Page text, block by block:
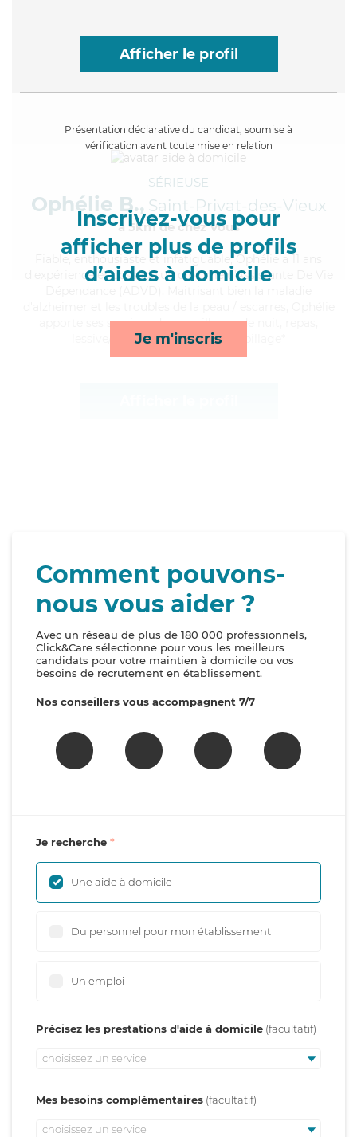
Afficher le profil
Présentation déclarative du candidat, soumise à
vérification avant toute mise en relation
Inscrivez-vous pour
afficher plus de profils
d’aides à domicile
Je m'inscris
SÉRIEUSE
Ophélie B., Saint-Privat-des-Vieux
à 5km de chez Vous
, enthousiaste et infatiguable, Ophélie a 11 ans
d'expérience et possède un diplôme d'Assistante De Vie
apporte ses services de surveillance de nuit, repas,
lessive/repassage et toilette/habillage*
Comment pouvons-
nous vous aider ?
Avec un réseau de plus de 180 000 professionnels,
Click&Care sélectionne pour vous les meilleurs
candidats pour votre maintien à domicile ou vos
besoins de recrutement en établissement.
Nos conseillers vous accompagnent 7/7
Je recherche
Une aide à domicile
Du personnel pour mon établissement
Un emploi
Précisez les prestations d'aide à domicile
choisissez un service
Mes besoins complémentaires
choisissez un service